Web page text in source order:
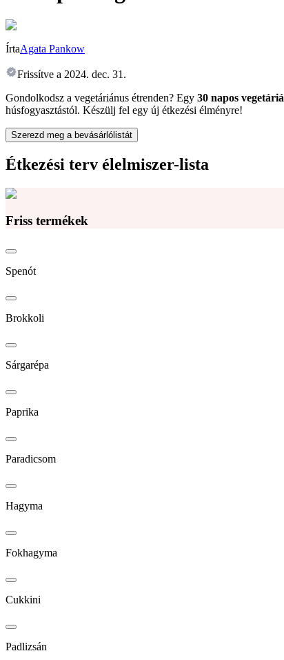
ÍrtaAgata Pankow
Frissítve a 2024. dec. 31.
Gondolkodsz a vegetáriánus étrenden? Egy 30 napos
húsfogyasztástól. Készülj fel egy új étkezési élményre!
Szerezd meg a bevásárlólistát
Étkezési terv élelmiszer-lista
Friss termékek
Spenót
Brokkoli
Sárgarépa
Paprika
Paradicsom
Hagyma
Fokhagyma
Cukkini
Padlizsán